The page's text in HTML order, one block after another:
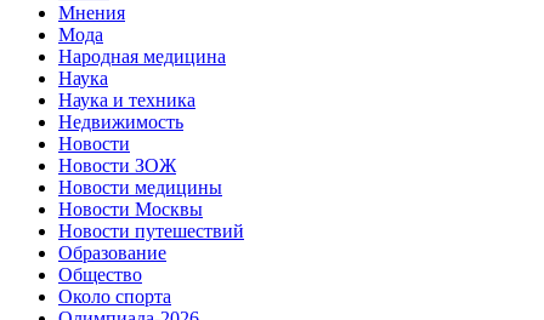
Мнения
Мода
Народная медицина
Наука
Наука и техника
Недвижимость
Новости
Новости ЗОЖ
Новости медицины
Новости Москвы
Новости путешествий
Образование
Общество
Около спорта